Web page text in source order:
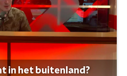
in het buitenland?